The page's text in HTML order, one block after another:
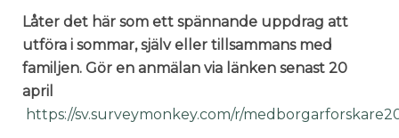
Låter det här som ett spännande uppdrag att
utföra i sommar, själv eller tillsammans med
familjen. Gör en anmälan via länken senast 20
april
https://sv.surveymonkey.com/r/